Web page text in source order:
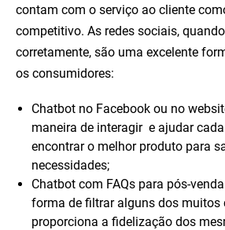
contam com o serviço ao cliente
competitivo. As redes sociais,
corretamente, são uma excelente
os consumidores:
Chatbot no Facebook ou no
maneira de interagir e ajudar
encontrar o melhor produto para
necessidades;
Chatbot com FAQs para pós-
forma de filtrar alguns dos muitos
proporciona a fidelização dos